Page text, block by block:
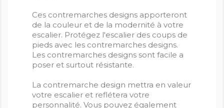
Ces contremarches designs apporteront
de la couleur et de la modernité à votre
escalier. Protégez l'escalier des coups de
pieds avec les contremarches designs.
Les contremarches designs sont facile a
poser et surtout résistante.
La contremarche design mettra en valeur
votre escalier et reflétera votre
personnalité. Vous pouvez également